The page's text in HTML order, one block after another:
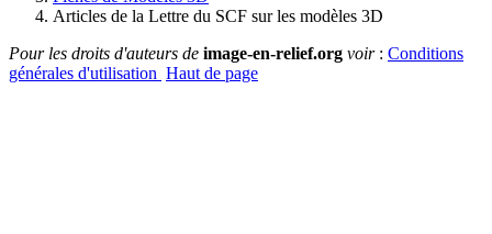
Articles de la Lettre du SCF sur les modèles 3D
Pour les droits d'auteurs de image-en-relief.org voir: Conditions
générales d'utilisation Haut de page